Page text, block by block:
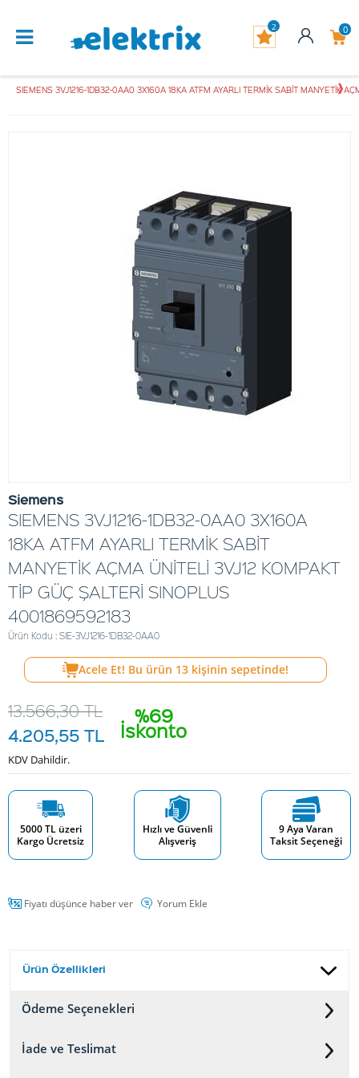
0
2
SIEMENS 3VJ1216-1DB32-0AA0 3X160A 18KA ATFM AYARLI TERMİK SABİT MANYETİK
Siemens
SIEMENS 3VJ1216-1DB32-0AA0 3X160A
18KA ATFM AYARLI TERMİK SABİT
MANYETİK AÇMA ÜNİTELİ 3VJ12 KOMPAKT
TİP GÜÇ ŞALTERİ SINOPLUS
4001869592183
Ürün Kodu : SIE-3VJ1216-1DB32-0AA0
Acele Et! Bu ürün 13 kişinin sepetinde!
%69
İskonto
13.566,30TL
4.205,55 TL
KDV Dahildir.
5000 TL üzeri
Kargo Ücretsiz
Hızlı ve Güvenli
Alışveriş
9 Aya Varan
Taksit Seçeneği
Fiyatı düşünce haber ver Yorum Ekle
Ürün Özellikleri
Ödeme Seçenekleri
İade ve Teslimat